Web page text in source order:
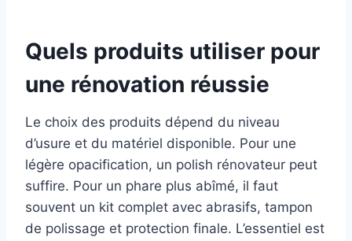
Quels produits utiliser pour
une rénovation réussie
Le choix des produits dépend du niveau
d’usure et du matériel disponible. Pour une
légère opacification, un polish rénovateur peut
suffire. Pour un phare plus abîmé, il faut
souvent un kit complet avec abrasifs, tampon
de polissage et protection finale. L’essentiel est